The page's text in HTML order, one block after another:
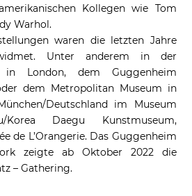
Kollegen wie Tom
Warhol.
waren die letzten Jahre
Unter anderem in der
in London, dem Guggenheim
dem Metropolitan Museum in
Deutschland im Museum
Korea Daegu Kunstmuseum,
de L’Orangerie. Das Guggenheim
zeigte ab Oktober 2022 die
– Gathering.